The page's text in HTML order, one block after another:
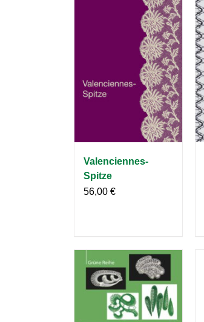
Valenciennes-
Spitze
56,00 €